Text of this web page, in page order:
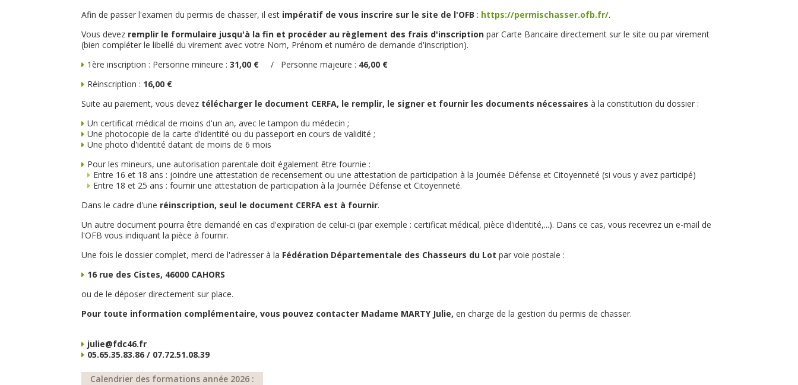
Afin de passer l'examen du permis de chasser, il est impératif de vous inscrire sur le site de l'OFB : https://permischasser.ofb.fr/.
Vous devez remplir le formulaire jusqu'à la fin et procéder au règlement des frais d'inscription par Carte Bancaire directement sur le site ou par virement
(bien compléter le libellé du virement avec votre Nom, Prénom et numéro de demande d'inscription).
1ère inscription : Personne mineure : 31,00 € / Personne majeure : 46,00 €
Réinscription : 16,00 €
Suite au paiement, vous devez télécharger le document CERFA, le remplir, le signer et fournir les documents nécessaires à la constitution du dossier :
Un certificat médical de moins d'un an, avec le tampon du médecin ;
Une photocopie de la carte d'identité ou du passeport en cours de validité ;
Une photo d'identité datant de moins de 6 mois
Pour les mineurs, une autorisation parentale doit également être fournie :
Entre 16 et 18 ans : joindre une attestation de recensement ou une attestation de participation à la Journée Défense et Citoyenneté (si vous y avez participé)
Entre 18 et 25 ans : fournir une attestation de participation à la Journée Défense et Citoyenneté.
Dans le cadre d'une réinscription, seul le document CERFA est à fournir.
Un autre document pourra être demandé en cas d'expiration de celui-ci (par exemple : certificat médical, pièce d'identité,...). Dans ce cas, vous recevrez un e-mail de
l'OFB vous indiquant la pièce à fournir.
Une fois le dossier complet, merci de l'adresser à la Fédération Départementale des Chasseurs du Lot par voie postale :
16 rue des Cistes, 46000 CAHORS
ou de le déposer directement sur place.
Pour toute information complémentaire, vous pouvez contacter Madame MARTY Julie, en charge de la gestion du permis de chasser.
julie@fdc46.fr
05.65.35.83.86 / 07.72.51.08.39
Calendrier des formations année 2026 :